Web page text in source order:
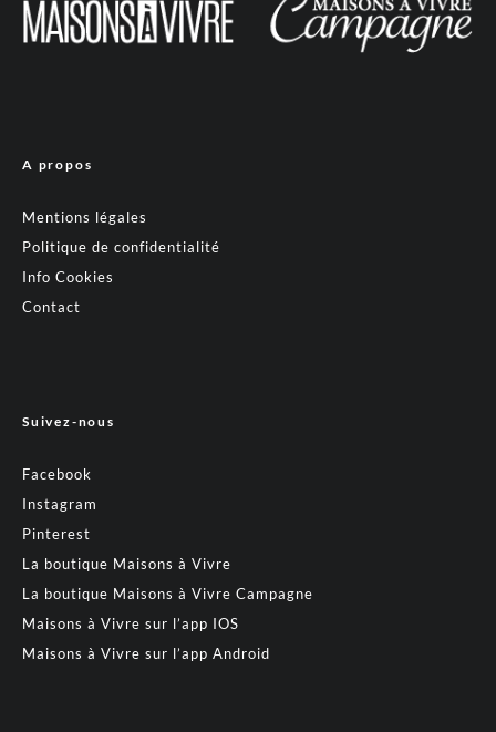
A propos
Mentions légales
Politique de confidentialité
Info Cookies
Contact
Suivez-nous
Facebook
Instagram
Pinterest
La boutique Maisons à Vivre
La boutique Maisons à Vivre Campagne
Maisons à Vivre sur l’app IOS
Maisons à Vivre sur l’app Android